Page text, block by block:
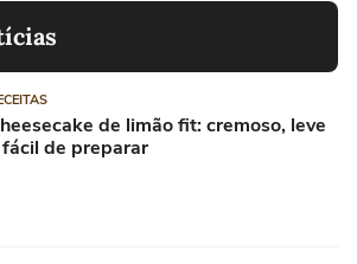
de limão fit: cremoso, leve
de preparar